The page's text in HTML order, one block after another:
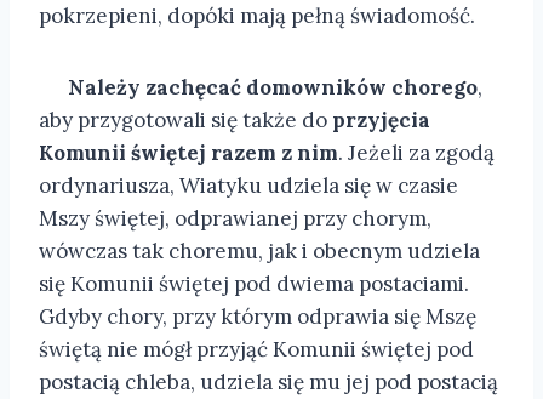
pokrzepieni, dopóki mają pełną świadomość.
Należy zachęcać domowników chorego,
aby przygotowali się także do przyjęcia
Komunii świętej razem z nim. Jeżeli za zgodą
ordynariusza, Wiatyku udziela się w czasie
Mszy świętej, odprawianej przy chorym,
wówczas tak choremu, jak i obecnym udziela
się Komunii świętej pod dwiema postaciami.
Gdyby chory, przy którym odprawia się Mszę
świętą nie mógł przyjąć Komunii świętej pod
postacią chleba, udziela się mu jej pod postacią